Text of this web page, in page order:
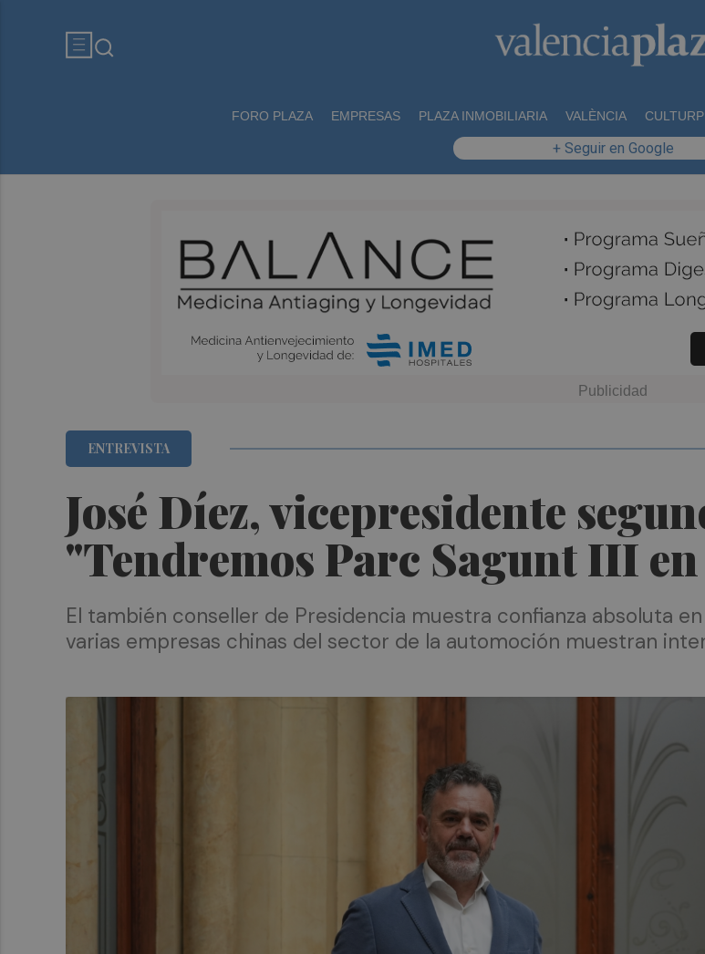
FORO PLAZA EMPRESAS PLAZA INMOBILIARIA VALÈNCIA
+ Seguir en Google
José Díez, vicepresidente
"Tendremos Parc Sagunt III
ENTREVISTA
El también conseller de Presidencia muestra confianza absoluta
varias empresas chinas del sector de la automoción muestran